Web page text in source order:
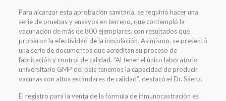
Para alcanzar esta aprobación sanitaria, se requirió hacer una
serie de pruebas y ensayos en terreno, que contempló la
vacunación de más de 800 ejemplares, con resultados que
probaron la efectividad de la inoculación. Asimismo, se presentó
una serie de documentos que acreditan su proceso de
fabricación y control de calidad. “Al tener el único laboratorio
universitario GMP del país tenemos la capacidad de producir
vacunas con altos estándares de calidad”, destacó el Dr. Sáenz.
El registro para la venta de la fórmula de inmunocastración es